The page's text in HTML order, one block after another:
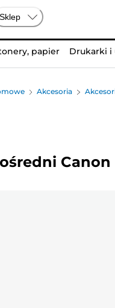
Sklep
papier Drukarki i
Akcesoria
Canon